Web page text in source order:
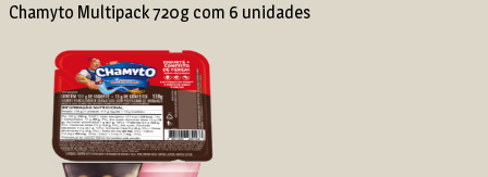
Chamyto Multipack 720g com 6 unidades